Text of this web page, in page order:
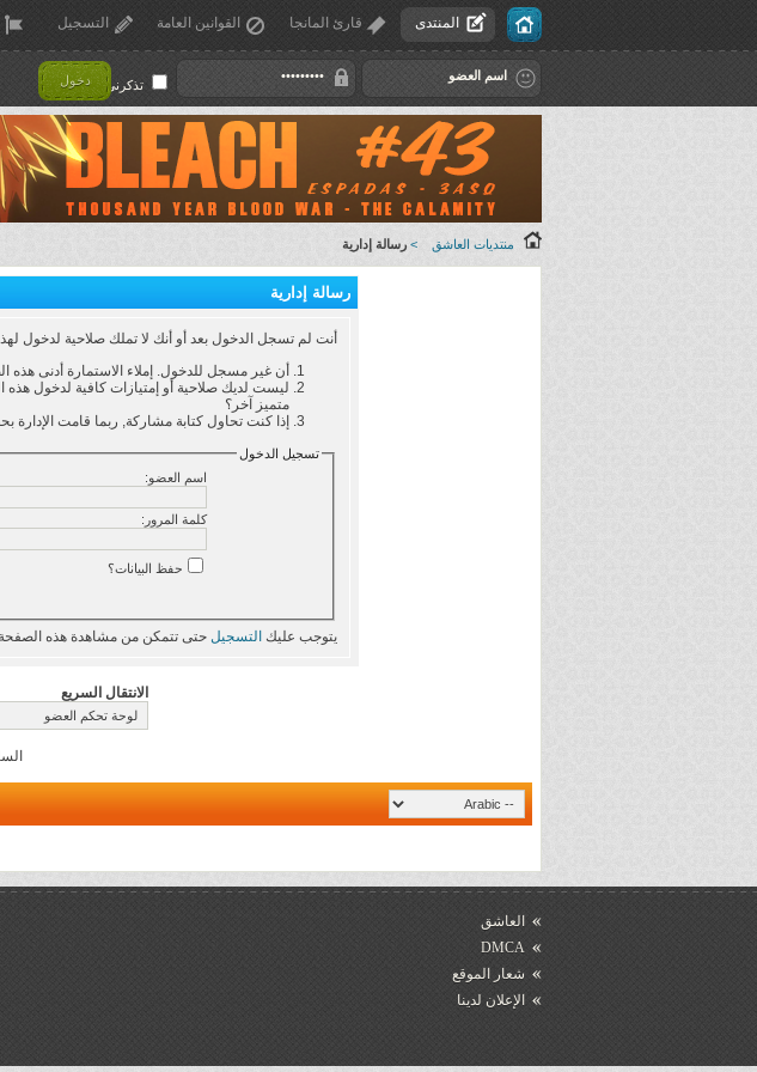
المنتدى قارئ المانجا القوانين العامة التسجيل
تذكرني ! دخول
منتديات العاشق > رسالة إدارية
رسالة إدارية
أنت لم تسجل الدخول بعد أو أنك لا تملك صلاحية لدخول
أن غير مسجل للدخول. إملاء الاستمارة أدنى
ليست لديك صلاحية أو إمتيازات كافية لدخول
متميز آخر؟
إذا كنت تحاول كتابة مشاركة, ربما قامت
تسجيل الدخول
اسم العضو:
كلمة المرور:
حفظ البيانات؟
يتوجب عليك التسجيل حتى تتمكن من مشاهدة هذه
الانتقال السريع
العاشق
DMCA
شعار الموقع
الإعلان لدينا